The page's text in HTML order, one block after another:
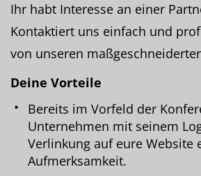
Ihr habt Interesse an einer
Kontaktiert uns einfach und
von unseren
Deine Vorteile
Bereits im Vorfeld der
Unternehmen mit seinem
Verlinkung auf eure Website
Aufmerksamkeit.